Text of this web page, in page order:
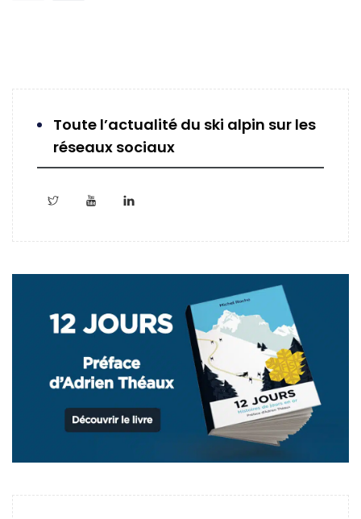
Toute l’actualité du ski alpin sur les
réseaux sociaux